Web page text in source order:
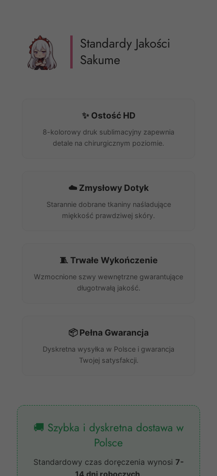
Standardy Jakości
Sakume
✨ Ostość HD
8-kolorowy druk sublimacyjny zapewnia
detale na chirurgicznym poziomie.
☁️ Zmysłowy Dotyk
Starannie dobrane tkaniny naśladujące
miękkość prawdziwej skóry.
🧵 Trwałe Wykończenie
Wzmocnione szwy wewnętrzne gwarantujące
długotrwałą jakość.
📦 Pełna Gwarancja
Dyskretna wysyłka w Polsce i gwarancja
Twojej satysfakcji.
🚚 Szybka i dyskretna dostawa w
Polsce
Standardowy czas doręczenia wynosi 7-
14 dni roboczych.